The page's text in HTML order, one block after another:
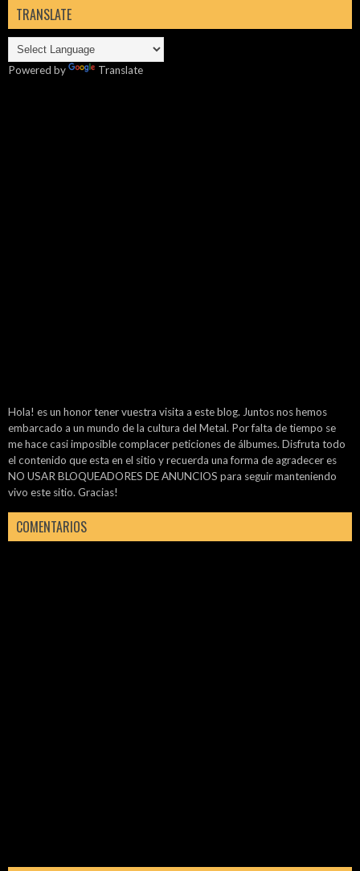
TRANSLATE
Powered by Translate
Hola! es un honor tener vuestra visita a este blog. Juntos nos hemos
embarcado a un mundo de la cultura del Metal. Por falta de tiempo se
me hace casi imposible complacer peticiones de álbumes. Disfruta todo
el contenido que esta en el sitio y recuerda una forma de agradecer es
NO USAR BLOQUEADORES DE ANUNCIOS para seguir manteniendo
vivo este sitio. Gracias!
COMENTARIOS